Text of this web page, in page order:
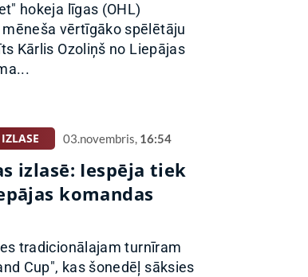
hokeja līgas (OHL)
vērtīgāko spēlētāju
Kārlis Ozoliņš no Liepājas
03.novembris, 16:54
izlasē: Iespēja tiek
komandas
tradicionālajam turnīram
Cup", kas šonedēļ sāksies